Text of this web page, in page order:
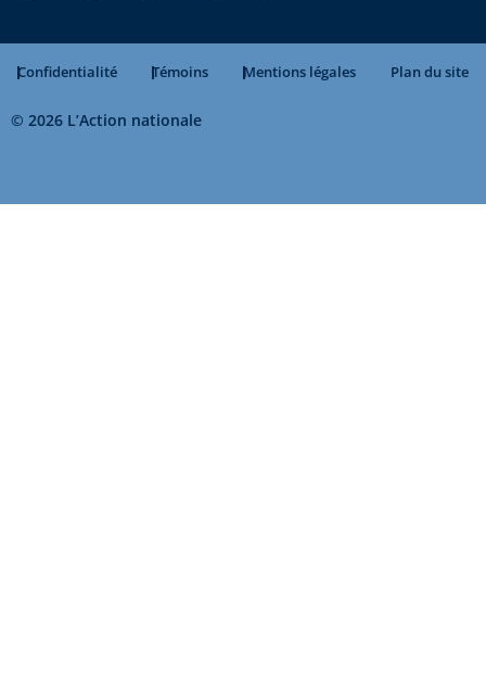
Confidentialité Témoins Mentions légales Plan du site
© 2026 L’Action nationale